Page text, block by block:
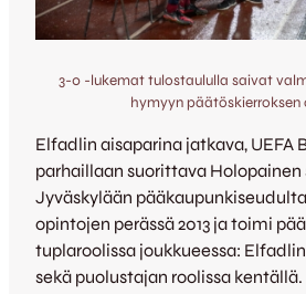
3-0 -lukemat tulostaululla saivat
hymyyn päätöskierroksen
Elfadlin aisaparina jatkava, UEFA
parhaillaan suorittava Holopainen
Jyväskylään
opintojen perässä 2013 ja toimi
tuplaroolissa joukkueessa:
sekä puolustajan roolissa kentällä.